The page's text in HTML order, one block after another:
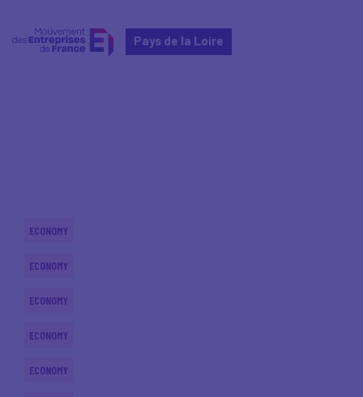
Pays de la Loire
ECONOMY
ECONOMY
ECONOMY
ECONOMY
ECONOMY